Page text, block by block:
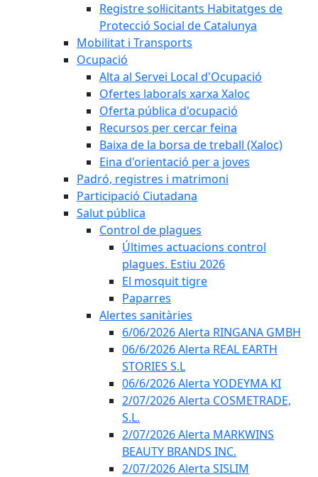
Registre sol·licitants Habitatges de
Protecció Social de Catalunya
Mobilitat i Transports
Ocupació
Alta al Servei Local d'Ocupació
Ofertes laborals xarxa Xaloc
Oferta pública d'ocupació
Recursos per cercar feina
Baixa de la borsa de treball (Xaloc)
Eina d'orientació per a joves
Padró, registres i matrimoni
Participació Ciutadana
Salut pública
Control de plagues
Últimes actuacions control
plagues. Estiu 2026
El mosquit tigre
Paparres
Alertes sanitàries
6/06/2026 Alerta RINGANA GMBH
06/6/2026 Alerta REAL EARTH
STORIES S.L
06/6/2026 Alerta YODEYMA KI
2/07/2026 Alerta COSMETRADE,
S.L.
2/07/2026 Alerta MARKWINS
BEAUTY BRANDS INC.
2/07/2026 Alerta SISLIM